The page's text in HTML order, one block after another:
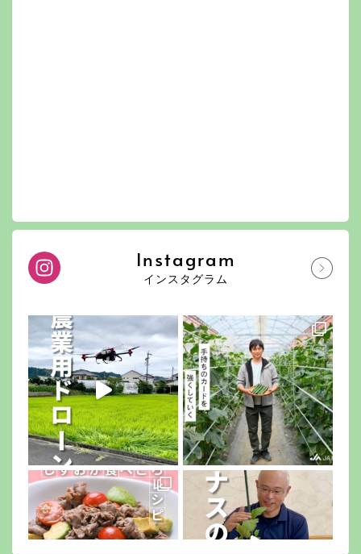
Instagram
インスタグラム